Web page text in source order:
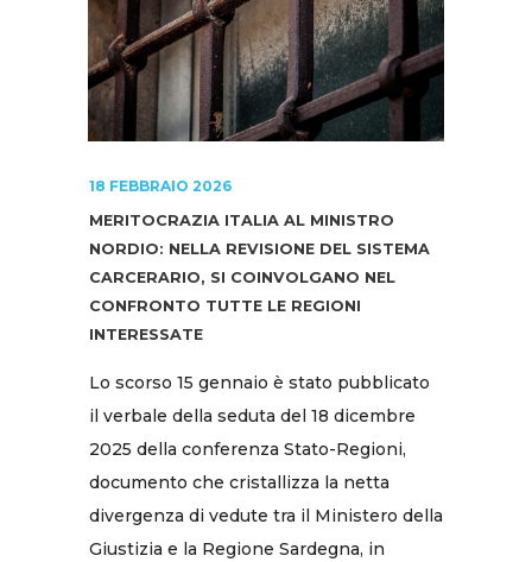
18 FEBBRAIO 2026
MERITOCRAZIA ITALIA AL MINISTRO
NORDIO: NELLA REVISIONE DEL SISTEMA
CARCERARIO, SI COINVOLGANO NEL
CONFRONTO TUTTE LE REGIONI
INTERESSATE
Lo scorso 15 gennaio è stato pubblicato
il verbale della seduta del 18 dicembre
2025 della conferenza Stato-Regioni,
documento che cristallizza la netta
divergenza di vedute tra il Ministero della
Giustizia e la Regione Sardegna, in